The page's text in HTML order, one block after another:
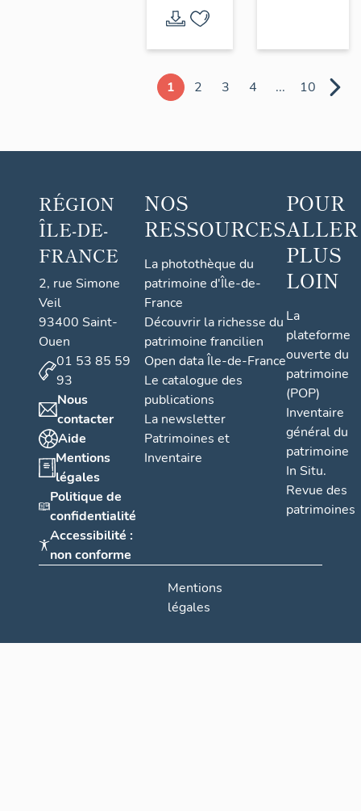
1 2 3 4 ... 10
RÉGION
ÎLE-DE-
FRANCE
2, rue Simone
Veil
93400 Saint-
Ouen
01 53 85 59
93
Nous
contacter
Aide
Mentions
légales
Politique de
confidentialité
Accessibilité :
non conforme
NOS
RESSOURCES
La photothèque du
patrimoine d'Île-de-
France
Découvrir la richesse du
patrimoine francilien
Open data Île-de-France
Le catalogue des
publications
La newsletter
Patrimoines et
Inventaire
POUR
ALLER
PLUS
LOIN
La
plateforme
ouverte du
patrimoine
(POP)
Inventaire
général du
patrimoine
In Situ.
Revue des
patrimoines
Mentions
légales